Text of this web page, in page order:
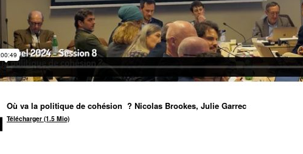
Où va la politique de cohésion ? Nicolas Brookes, Julie Garrec
Télécharger (1.5 Mio)